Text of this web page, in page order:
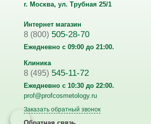
г. Москва, ул. Трубная 25/1
Интернет магазин
8 (800) 505-28-70
Ежедневно с 09:00 до 21:00.
Клиника
8 (495) 545-11-72
Ежедневно с 10:30 до 22:00.
prof@profcosmetology.ru
Заказать обратный звонок